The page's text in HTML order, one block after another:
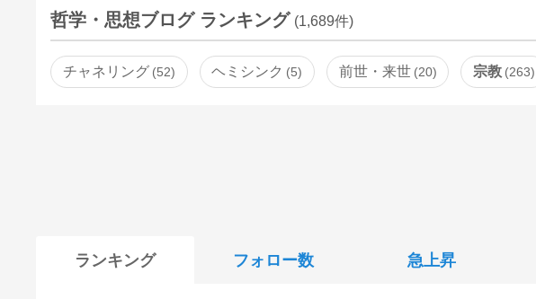
哲学・思想ブログ ランキング (1,689件)
チャネリング 52 ヘミシンク 5 前世・来世 20 宗教 263
ランキング フォロー数 急上昇